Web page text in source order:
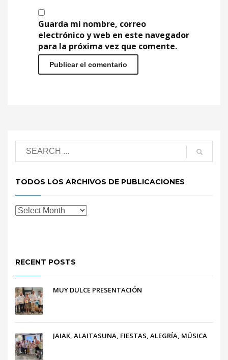
Guarda mi nombre, correo
electrónico y web en este navegador
para la próxima vez que comente.
TODOS LOS ARCHIVOS DE PUBLICACIONES
RECENT POSTS
MUY DULCE PRESENTACIÓN
JAIAK, ALAITASUNA, FIESTAS, ALEGRÍA, MÚSICA